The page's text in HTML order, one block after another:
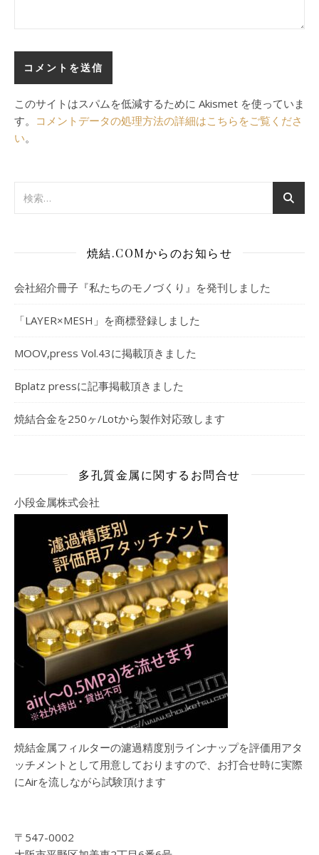
このサイトはスパムを低減するために Akismet を使っていま
す。 コメントデータの処理方法の詳細はこちらをご覧くださ
い。
焼結.COMからのお知らせ
会社紹介冊子『私たちのモノづくり』を発刊しました
「LAYER×MESH」を商標登録しました
MOOV,press Vol.43に掲載頂きました
Bplatz pressに記事掲載頂きました
焼結合金を250ヶ/Lotから製作対応致します
多孔質金属に関するお問合せ
小段金属株式会社
焼結金属フィルターの濾過精度別ラインナップを評価用アタ
ッチメントとして用意しておりますので、お打合せ時に実際
にAirを流しながら試験頂けます
〒547-0002